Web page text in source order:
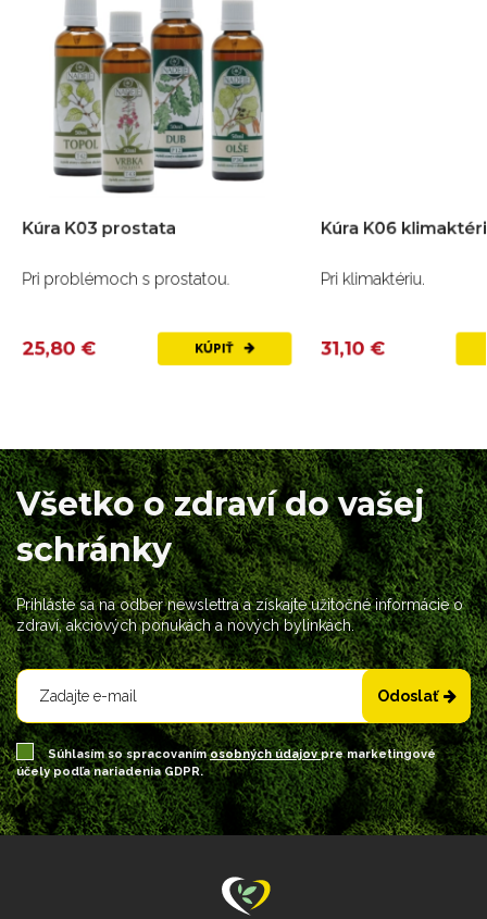
Kúra K03 prostata
Pri problémoch s prostatou.
25,80 € KÚPIŤ
Kúra K06
Pri klimaktériu.
31,10 €
Všetko o zdraví do vašej
schránky
Prihláste sa na odber newslettra a získajte užitočné informácie o
zdraví, akciových ponukách a nových bylinkách.
Odoslať
Súhlasím so spracovanímosobných údajovpre marketingové
účely podľa nariadenia GDPR.